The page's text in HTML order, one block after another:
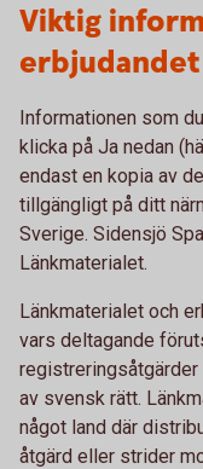
Viktig
erbjudandet
Informationen som
klicka på Ja nedan
endast en kopia av
tillgängligt på ditt
Sverige. Sidensjö
Länkmaterialet.
Länkmaterialet och
vars deltagande
registreringsåtgärder
av svensk rätt.
något land där
åtgärd eller strider